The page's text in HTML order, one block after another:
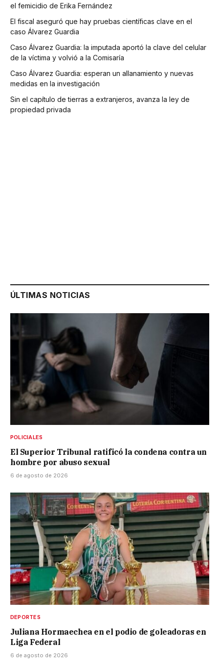
el femicidio de Erika Fernández
El fiscal aseguró que hay pruebas científicas clave en el
caso Álvarez Guardia
Caso Álvarez Guardia: la imputada aportó la clave del celular
de la víctima y volvió a la Comisaría
Caso Álvarez Guardia: esperan un allanamiento y nuevas
medidas en la investigación
Sin el capítulo de tierras a extranjeros, avanza la ley de
propiedad privada
ÚLTIMAS NOTICIAS
POLICIALES
El Superior Tribunal ratificó la condena contra un
hombre por abuso sexual
6 de agosto de 2026
DEPORTES
Juliana Hormaechea en el podio de goleadoras en
Liga Federal
6 de agosto de 2026